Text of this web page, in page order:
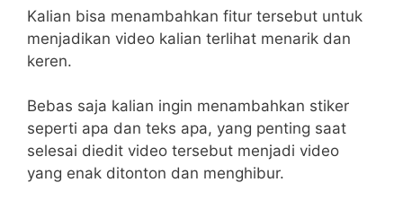
Kalian bisa menambahkan fitur tersebut untuk
menjadikan video kalian terlihat menarik dan
keren.
Bebas saja kalian ingin menambahkan stiker
seperti apa dan teks apa, yang penting saat
selesai diedit video tersebut menjadi video
yang enak ditonton dan menghibur.